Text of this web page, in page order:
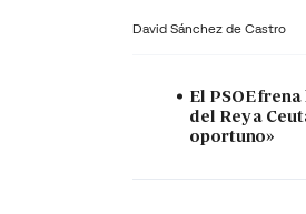
David Sánchez de Castro
El PSOE
del Rey a
oportuno»